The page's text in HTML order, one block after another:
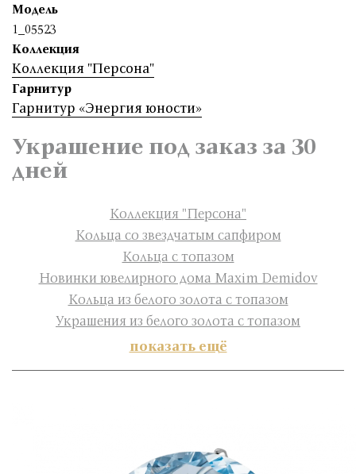
Модель
1_05523
Коллекция
Коллекция "Персона"
Гарнитур
Гарнитур «Энергия юности»
Украшение под заказ за 30
дней
Коллекция "Персона"
Кольца со звездчатым сапфиром
Кольца с топазом
Новинки ювелирного дома Maxim Demidov
Кольца из белого золота с топазом
Украшения из белого золота с топазом
показать ещё